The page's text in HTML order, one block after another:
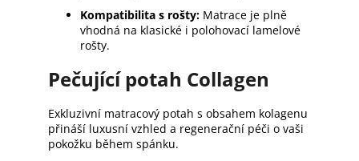
Kompatibilita s rošty: Matrace je plně
vhodná na klasické i polohovací lamelové
rošty.
Pečující potah Collagen
Exkluzivní matracový potah s obsahem kolagenu
přináší luxusní vzhled a regenerační péči o vaši
pokožku během spánku.